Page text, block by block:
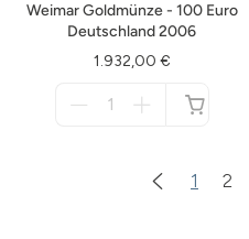
Weimar Goldmünze - 100 Euro
Deutschland 2006
1.932,00 €
1 2